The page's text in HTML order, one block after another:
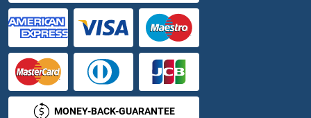
MBD3 Anticorps
MBD3L1 Anticorps
MBD3L2 Anticorps
MBD4 Anticorps
MONEY-BACK-GUARANTEE